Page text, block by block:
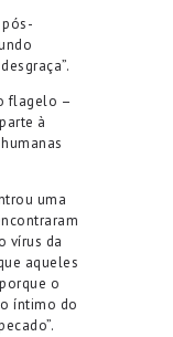
flagelo –
à
uma
vírus da
aqueles
o
íntimo do